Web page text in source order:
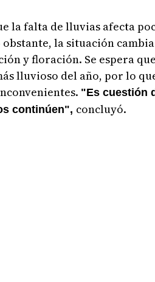
la falta de lluvias afecta
la situación
y floración. Se espera
lluvioso del año, por lo
"Es cuestión
continúen", concluyó.